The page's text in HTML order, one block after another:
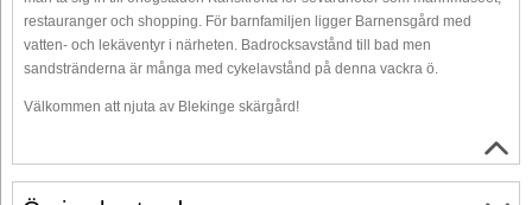
restauranger och shopping. För barnfamiljen ligger Barnensgård med
vatten- och lekäventyr i närheten. Badrocksavstånd till bad men
sandstränderna är många med cykelavstånd på denna vackra ö.
Välkommen att njuta av Blekinge skärgård!